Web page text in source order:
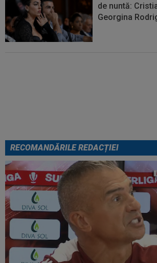
de nuntă:
Georgina
RECOMANDĂRILE REDACȚIEI